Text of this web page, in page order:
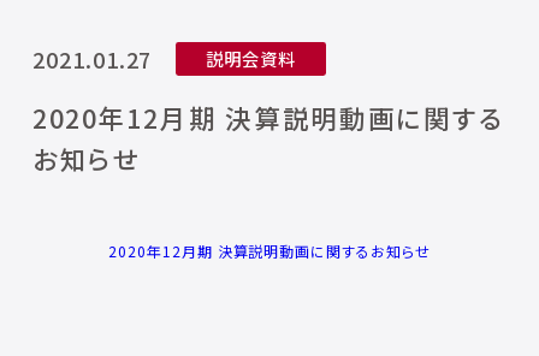
2021.01.27 説明会資料
2020年12月期 決算説明動画に関する
お知らせ
2020年12月期 決算説明動画に関するお知らせ